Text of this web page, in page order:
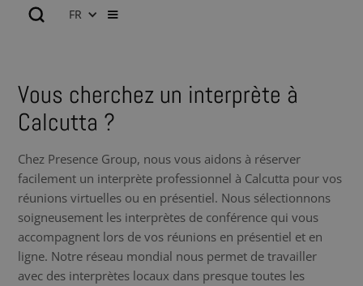
FR
Vous cherchez un interprète à
Calcutta ?
Chez Presence Group, nous vous aidons à réserver
facilement un interprète professionnel à Calcutta pour vos
réunions virtuelles ou en présentiel. Nous sélectionnons
soigneusement les interprètes de conférence qui vous
accompagnent lors de vos réunions en présentiel et en
ligne. Notre réseau mondial nous permet de travailler
avec des interprètes locaux dans presque toutes les